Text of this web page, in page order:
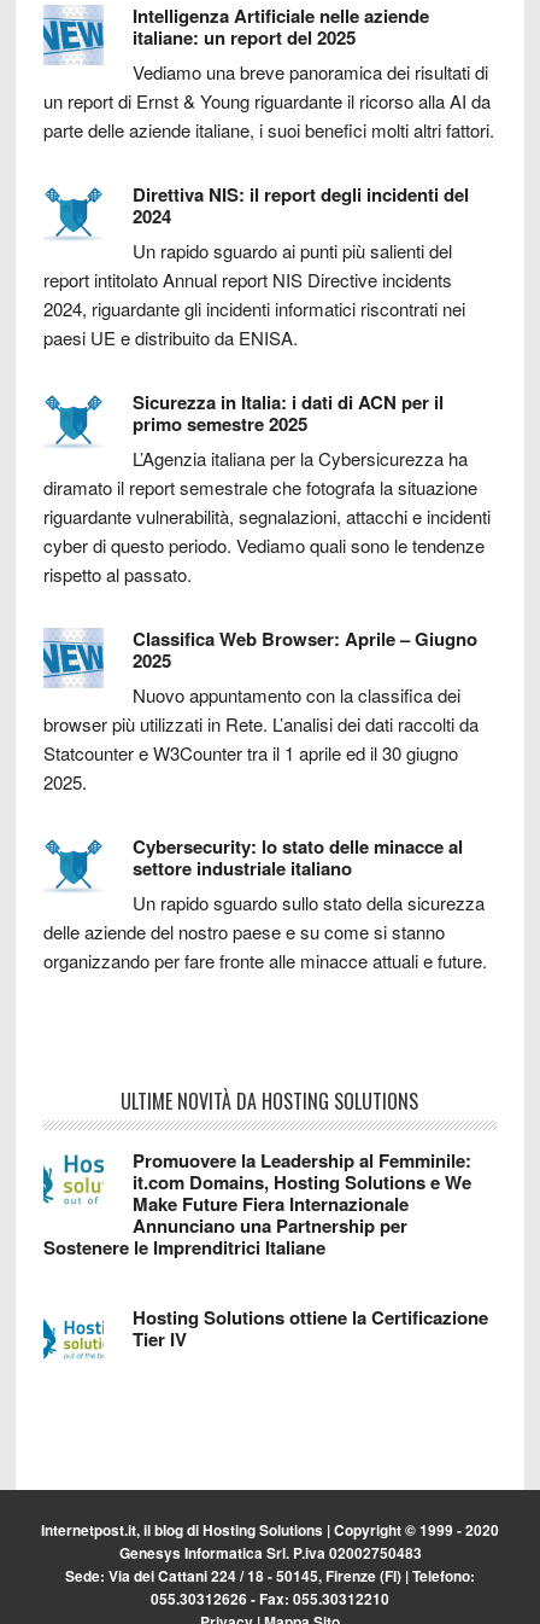
Intelligenza Artificiale nelle aziende
italiane: un report del 2025
Vediamo una breve panoramica dei risultati di
un report di Ernst & Young riguardante il ricorso alla AI da
parte delle aziende italiane, i suoi benefici molti altri fattori.
Direttiva NIS: il report degli incidenti del
2024
Un rapido sguardo ai punti più salienti del
report intitolato Annual report NIS Directive incidents
2024, riguardante gli incidenti informatici riscontrati nei
paesi UE e distribuito da ENISA.
Sicurezza in Italia: i dati di ACN per il
primo semestre 2025
L’Agenzia italiana per la Cybersicurezza ha
diramato il report semestrale che fotografa la situazione
riguardante vulnerabilità, segnalazioni, attacchi e incidenti
cyber di questo periodo. Vediamo quali sono le tendenze
rispetto al passato.
Classifica Web Browser: Aprile – Giugno
2025
Nuovo appuntamento con la classifica dei
browser più utilizzati in Rete. L’analisi dei dati raccolti da
Statcounter e W3Counter tra il 1 aprile ed il 30 giugno
2025.
Cybersecurity: lo stato delle minacce al
settore industriale italiano
Un rapido sguardo sullo stato della sicurezza
delle aziende del nostro paese e su come si stanno
organizzando per fare fronte alle minacce attuali e future.
ULTIME NOVITÀ DA HOSTING SOLUTIONS
Promuovere la Leadership al Femminile:
it.com Domains, Hosting Solutions e We
Make Future Fiera Internazionale
Annunciano una Partnership per
Sostenere le Imprenditrici Italiane
Hosting Solutions ottiene la Certificazione
Tier IV
Internetpost.it, il blog diHosting Solutions | Copyright © 1999 - 2020
Genesys Informatica Srl. P.iva 02002750483
Sede: Via dei Cattani 224 / 18 - 50145, Firenze (FI) | Telefono:
055.30312626 - Fax: 055.30312210